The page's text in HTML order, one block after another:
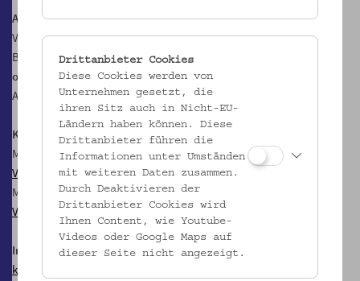
Anmeldung erforderlich, möglich bis Sonntag, 17.00 Uhr vor der
Veranstaltung.
Bitte geben Sie bei der Anmeldung an, ob Sie ein
ohne Fleischwünschen, bei mehreren Personen ggf. in den
Anmerkungen!
Kosten pro Person , exkl. Getränke, inkl. Eintritt und Führungstarif
Menü ohne Fleisch: € 59,- / € 49,- erm. für Mitglieder imVerein für
Volkskunde
Menü mit Fleisch: € 65,- / € 55,- erm. für Mitglieder im
Volkskunde
Information zum Dinner im Palais
kulturvermittlung@volkskundemuseum.at
Drittanbieter Cookies
Diese Cookies werden von
Unternehmen gesetzt, die
ihren Sitz auch in Nicht-EU-
Ländern haben können. Diese
Drittanbieter führen die
Informationen unter Umständen
mit weiteren Daten zusammen.
Durch Deaktivieren der
Drittanbieter Cookies wird
Ihnen Content, wie Youtube-
Videos oder Google Maps auf
dieser Seite nicht angezeigt.